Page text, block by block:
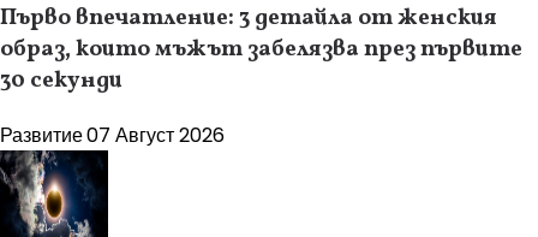
Първо впечатление: 3 детайла от женския
образ, които мъжът забелязва през първите
30 секунди
Развитие07 Август 2026